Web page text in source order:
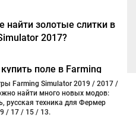
найти золотые слитки в
2017?
поле в Farming
2017
Farming Simulator 2019 / 2017 /
найти много новых модов:
русская техника для Фермер
/ 17 / 15 / 13.